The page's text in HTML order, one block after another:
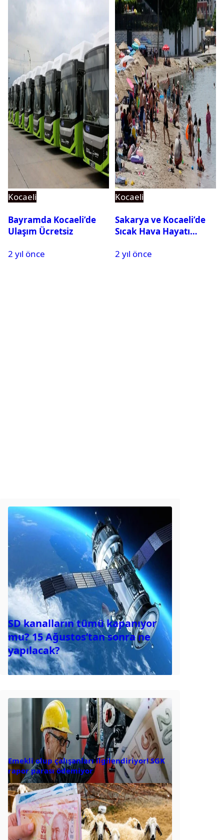
Kocaeli
Bayramda Kocaeli’de
Ulaşım Ücretsiz
2 yıl önce
Kocaeli
Sakarya ve Kocaeli’de
Sıcak Hava Hayatı
2 yıl önce
SD kanalların tümü kapanıyor
mu? 15 Ağustos’tan sonra ne
yapılacak?
Emekli olup çalışanları ilgilendiriyor! SGK
rapor parası ödemiyor